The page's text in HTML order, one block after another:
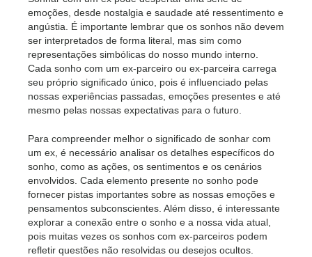
emoções, desde nostalgia e saudade até ressentimento e
angústia. É importante lembrar que os sonhos não devem
ser interpretados de forma literal, mas sim como
representações simbólicas do nosso mundo interno.
Cada sonho com um ex-parceiro ou ex-parceira carrega
seu próprio significado único, pois é influenciado pelas
nossas experiências passadas, emoções presentes e até
mesmo pelas nossas expectativas para o futuro.
Para compreender melhor o significado de sonhar com
um ex, é necessário analisar os detalhes específicos do
sonho, como as ações, os sentimentos e os cenários
envolvidos. Cada elemento presente no sonho pode
fornecer pistas importantes sobre as nossas emoções e
pensamentos subconscientes. Além disso, é interessante
explorar a conexão entre o sonho e a nossa vida atual,
pois muitas vezes os sonhos com ex-parceiros podem
refletir questões não resolvidas ou desejos ocultos.